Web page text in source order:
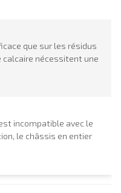
que sur les résidus
calcaire nécessitent une
incompatible avec le
le châssis en entier